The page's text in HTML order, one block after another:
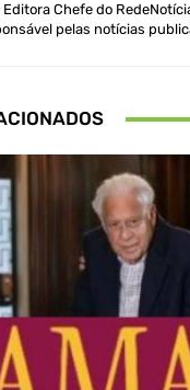
Chefe do
pelas notícias